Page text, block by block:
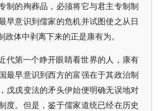
制的殉葬品，必须将它与君主专制制
早意识到儒家的危机并试图使之从日
政体中剥离下来的正是康有为。
代第一个睁开眼睛看世界的人，康有
最早意识到西方的富强在于其政治制
戊戌变法的矛头伊始便明确无误地对
度。但是，鉴于儒家道统已经在历史